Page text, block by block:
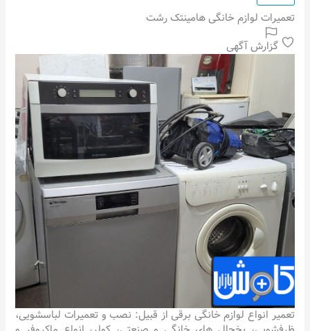
تعمیرات لوازم خانگی هامینتک رشت
گزارش آگهی
تعمیر انواع لوازم خانگی برقی از قبیل: نصب و تعمیرات لباسشویی،